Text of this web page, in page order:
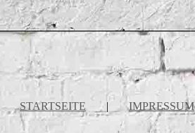
STARTSEITE | IMPRESSUM